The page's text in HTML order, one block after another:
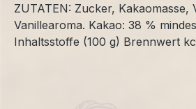
ZUTATEN: Zucker, Kakaomasse,
Vanillearoma. Kakao: 38 %
Inhaltsstoffe (100 g) Brennwert